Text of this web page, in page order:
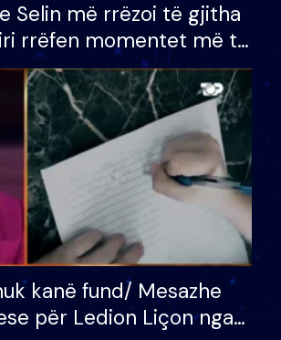
Selin më rrëzoi të gjitha
rrëfen momentet më të
e BB VIP: Do më
e mëngjesit kur…
kanë fund/ Mesazhe
për Ledion Liçon nga